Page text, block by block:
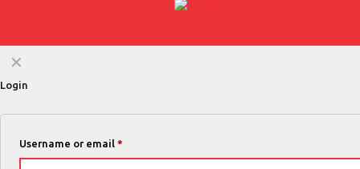
✕
Login
Username or email *